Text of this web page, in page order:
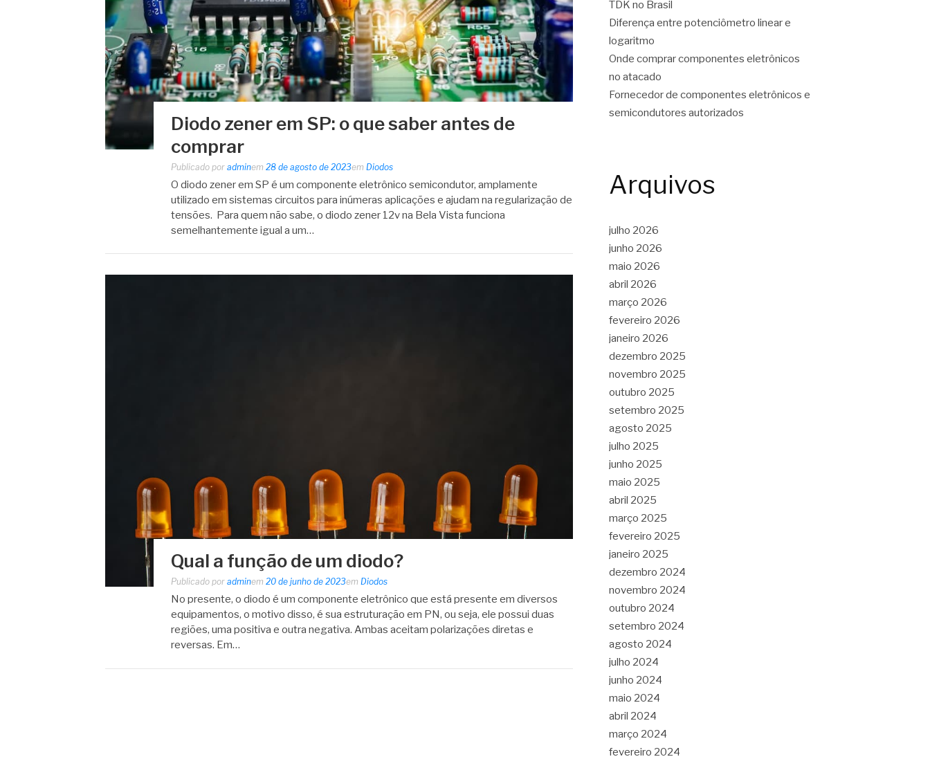
Diodo zener em SP: o que saber antes de
comprar
Publicado por adminem 28 de agosto de 2023em Diodos
O diodo zener em SP é um componente eletrônico semicondutor, amplamente
utilizado em sistemas circuitos para inúmeras aplicações e ajudam na regularização de
tensões. Para quem não sabe, o diodo zener 12v na Bela Vista funciona
semelhantemente igual a um…
Qual a função de um diodo?
Publicado por adminem 20 de junho de 2023em Diodos
No presente, o diodo é um componente eletrônico que está presente em diversos
equipamentos, o motivo disso, é sua estruturação em PN, ou seja, ele possui duas
regiões, uma positiva e outra negativa. Ambas aceitam polarizações diretas e
reversas. Em…
TDK no Brasil
Diferença entre potenciômetro linear e
logaritmo
Onde comprar componentes eletrônicos
no atacado
Fornecedor de componentes eletrônicos e
semicondutores autorizados
Arquivos
julho 2026
junho 2026
maio 2026
abril 2026
março 2026
fevereiro 2026
janeiro 2026
dezembro 2025
novembro 2025
outubro 2025
setembro 2025
agosto 2025
julho 2025
junho 2025
maio 2025
abril 2025
março 2025
fevereiro 2025
janeiro 2025
dezembro 2024
novembro 2024
outubro 2024
setembro 2024
agosto 2024
julho 2024
junho 2024
maio 2024
abril 2024
março 2024
fevereiro 2024